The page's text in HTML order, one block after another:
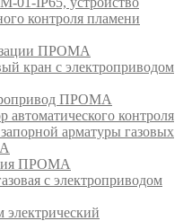
контроля пламени
ПРОМА
кран c электроприводом
ПРОМА
контроля
арматуры газовых
ПРОМА
с электроприводом